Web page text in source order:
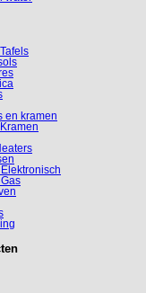
en kramen